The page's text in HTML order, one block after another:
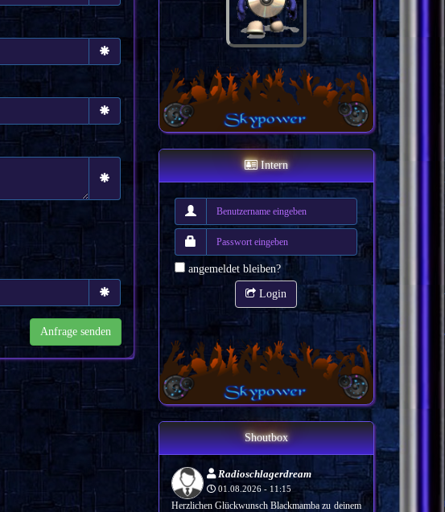
Intern
angemeldet bleiben?
Login
Shoutbox
Radioschlagerdream
01.08.2026 - 11:15
Herzlichen Glückwunsch Blackmamba zu deinem